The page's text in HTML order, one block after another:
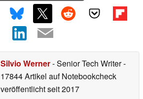
Silvio Werner- Senior Tech Writer-
17844 Artikel auf Notebookcheck
veröffentlichtseit 2017